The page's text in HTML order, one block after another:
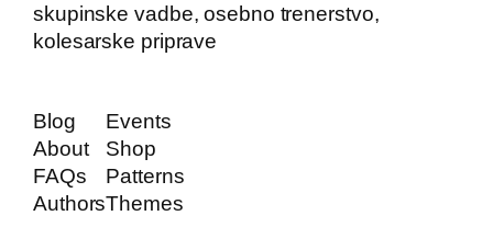
skupinske vadbe, osebno trenerstvo,
kolesarske priprave
Blog
About
FAQs
Authors
Events
Shop
Patterns
Themes